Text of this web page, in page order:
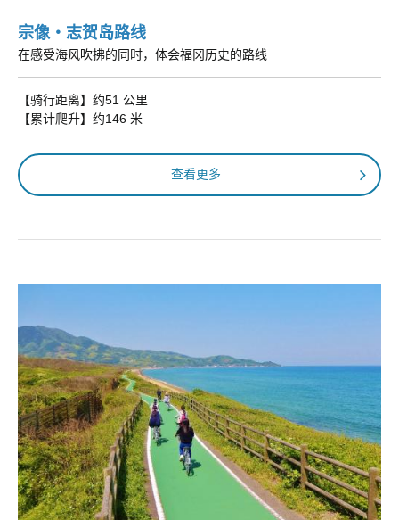
宗像・志贺岛路线
在感受海风吹拂的同时，体会福冈历史的路线
【骑行距离】约51 公里
【累计爬升】约146 米
查看更多